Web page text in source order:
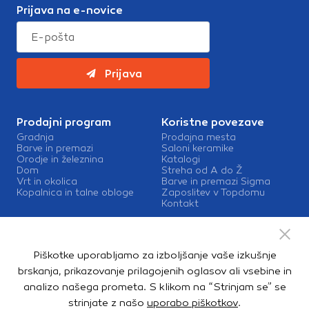
Prijava na e-novice
Prijava
Prodajni program
Gradnja
Barve in premazi
Orodje in železnina
Dom
Vrt in okolica
Kopalnica in talne obloge
Koristne povezave
Prodajna mesta
Saloni keramike
Katalogi
Streha od A do Ž
Barve in premazi Sigma
Zaposlitev v Topdomu
Kontakt
Mešalnice barv
Dostava
Piškotke uporabljamo za izboljšanje vaše izkušnje
brskanja, prikazovanje prilagojenih oglasov ali vsebine in
analizo našega prometa. S klikom na “Strinjam se” se
strinjate z našo uporabo piškotkov.